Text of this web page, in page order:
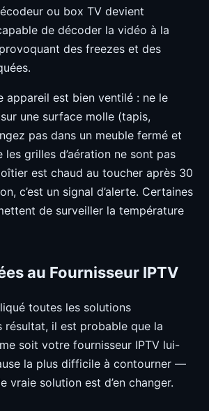
ou box TV devient
de décoder la vidéo à la
des freezes et des
appareil est bien ventilé : ne le
une surface molle (tapis,
pas dans un meuble fermé et
les grilles d’aération ne sont pas
est chaud au toucher après 30
c’est un signal d’alerte. Certaines
de surveiller la température
au Fournisseur IPTV
toutes les solutions
résultat, il est probable que la
soit votre fournisseur IPTV lui-
la plus difficile à contourner —
vraie solution est d’en changer.